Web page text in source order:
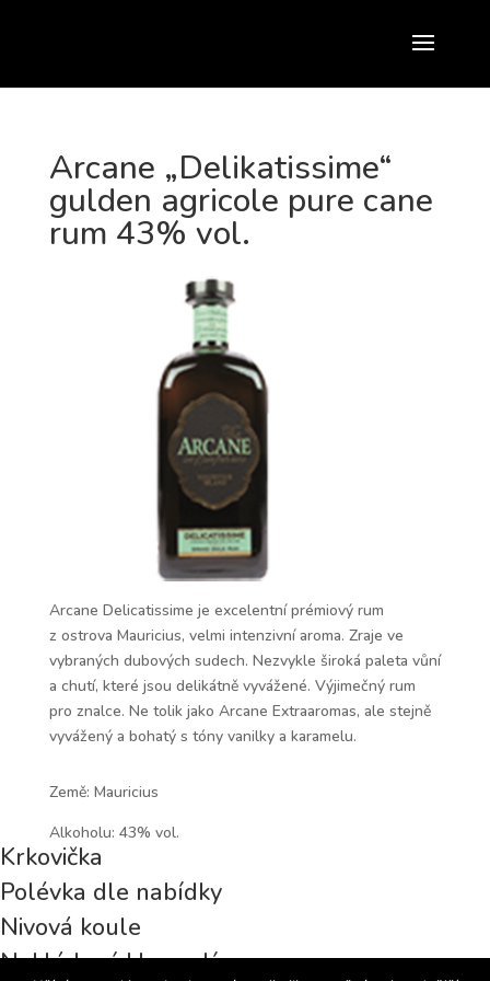
Arcane „Delikatissime“
gulden agricole pure cane
rum 43% vol.
Arcane Delicatissime je excelentní prémiový rum
z ostrova Mauricius, velmi intenzivní aroma. Zraje ve
vybraných dubových sudech. Nezvykle široká paleta vůní
a chutí, které jsou delikátně vyvážené. Výjimečný rum
pro znalce. Ne tolik jako Arcane Extraaromas, ale stejně
vyvážený a bohatý s tóny vanilky a karamelu.
Země: Mauricius
Alkoholu: 43% vol.
Krkovička
Polévka dle nabídky
Nivová koule
Nakládaný Hermelín